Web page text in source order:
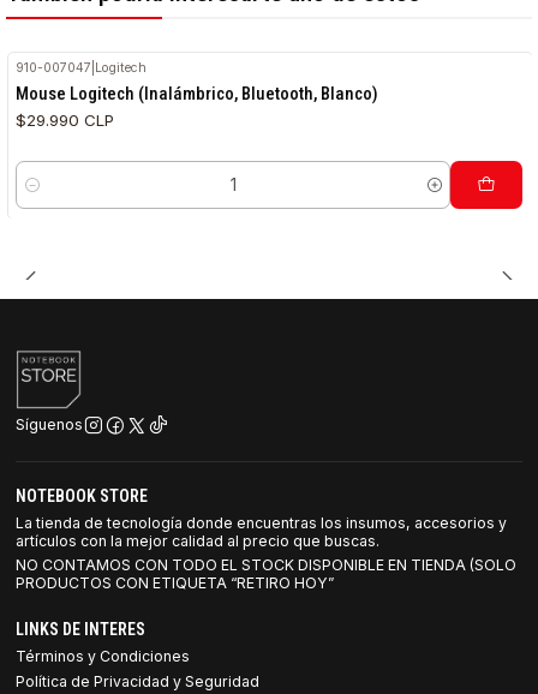
910-007047 Logitech
Mouse Logitech (Inalámbrico, Bluetooth, Blanco)
$29.990 CLP
Cantidad
Síguenos
NOTEBOOK STORE
La tienda de tecnología donde encuentras los insumos, accesorios y
artículos con la mejor calidad al precio que buscas.
NO CONTAMOS CON TODO EL STOCK DISPONIBLE EN TIENDA (SOLO
PRODUCTOS CON ETIQUETA “RETIRO HOY”
LINKS DE INTERES
Términos y Condiciones
Política de Privacidad y Seguridad